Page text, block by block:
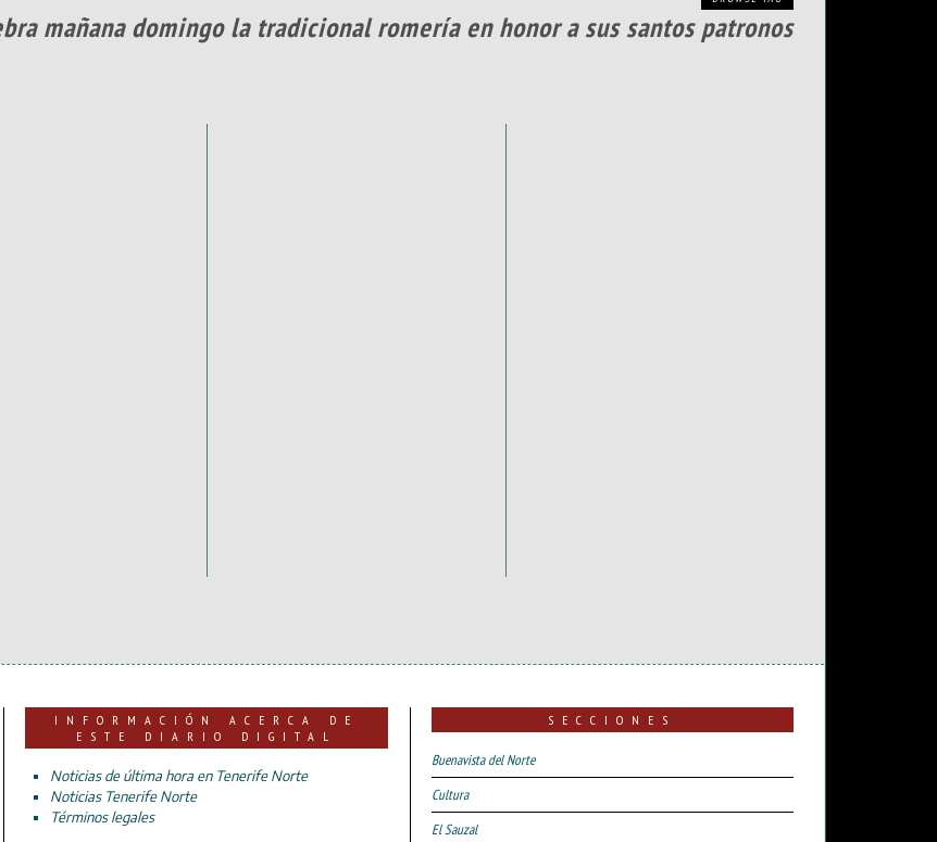
mañana domingo la tradicional romería en honor a sus santos patronos
INFORMACIÓN ACERCA DE
ESTE DIARIO DIGITAL
Noticias de última hora en Tenerife Norte
Noticias Tenerife Norte
Términos legales
SECCIONES
Buenavista del Norte
Cultura
El Sauzal